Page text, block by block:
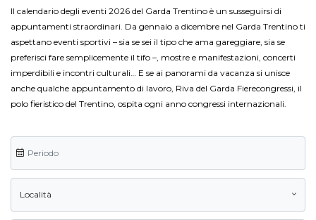
Il calendario degli eventi 2026 del Garda Trentino è un susseguirsi di
appuntamenti straordinari. Da gennaio a dicembre nel Garda Trentino ti
aspettano eventi sportivi – sia se sei il tipo che ama gareggiare, sia se
preferisci fare semplicemente il tifo –, mostre e manifestazioni, concerti
imperdibili e incontri culturali… E se ai panorami da vacanza si unisce
anche qualche appuntamento di lavoro, Riva del Garda Fierecongressi, il
polo fieristico del Trentino, ospita ogni anno congressi internazionali.
Località